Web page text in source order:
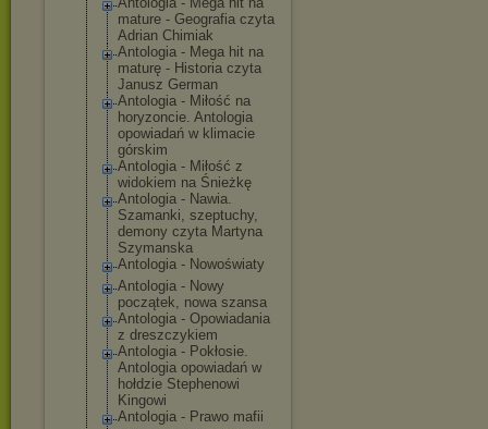
mature - Geografia czyta
Adrian Chimiak
Antologia - Mega hit na
maturę - Historia czyta
Janusz German
Antologia - Miłość na
horyzoncie. Antologia
opowiadań w klimacie
górskim
Antologia - Miłość z
widokiem na Śnieżkę
Antologia - Nawia.
Szamanki, szeptuchy,
demony czyta Martyna
Szymanska
Antologia - Nowoświaty
Antologia - Nowy
początek, nowa szansa
Antologia - Opowiadania
z dreszczykiem
Antologia - Pokłosie.
Antologia opowiadań w
hołdzie Stephenowi
Kingowi
Antologia - Prawo mafii